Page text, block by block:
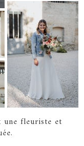
une fleuriste et